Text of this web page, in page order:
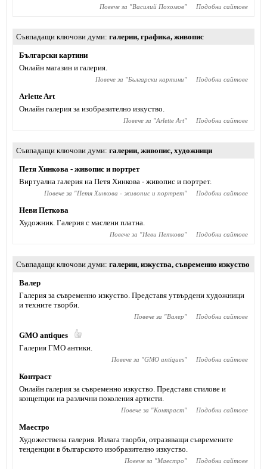
Повече за "Василий Похомов" Подобни сайтове
Съвпадащи ключови думи галерии, графика, живопис
Български картини
Онлайн магазин и галерия.
Повече за "Български картини" Подобни сайтове
Arlette Art
Онлайн галерия за изобразително изкуство.
Повече за "Arlette Art" Подобни сайтове
Съвпадащи ключови думи галерии, живопис, художници
Петя Хинкова - живопис и портрет
Виртуална галерия на Петя Хинкова - живопис и портрет.
Повече за "Петя Хинкова - живопис и портрет" Подобни сайтове
Неви Петкова
Художник. Галерия с маслени платна.
Повече за "Неви Петкова" Подобни сайтове
Съвпадащи ключови думи галерии, изкуства, съвременно изкуство
Валер
Галерия за съвременно изкуство. Представя утвърдени художници
и техните творби.
Повече за "Валер" Подобни сайтове
GMO antiques
Галерия ГМО антики.
Повече за "GMO antiques" Подобни сайтове
Контраст
Онлайн галерия за съвременно изкуство. Представя стилове и
концепции на различни поколения артисти.
Повече за "Контраст" Подобни сайтове
Маестро
Художествена галерия. Излага творби, отразяващи съвремените
тенденции в българското изобразително изкуство.
Повече за "Маестро" Подобни сайтове